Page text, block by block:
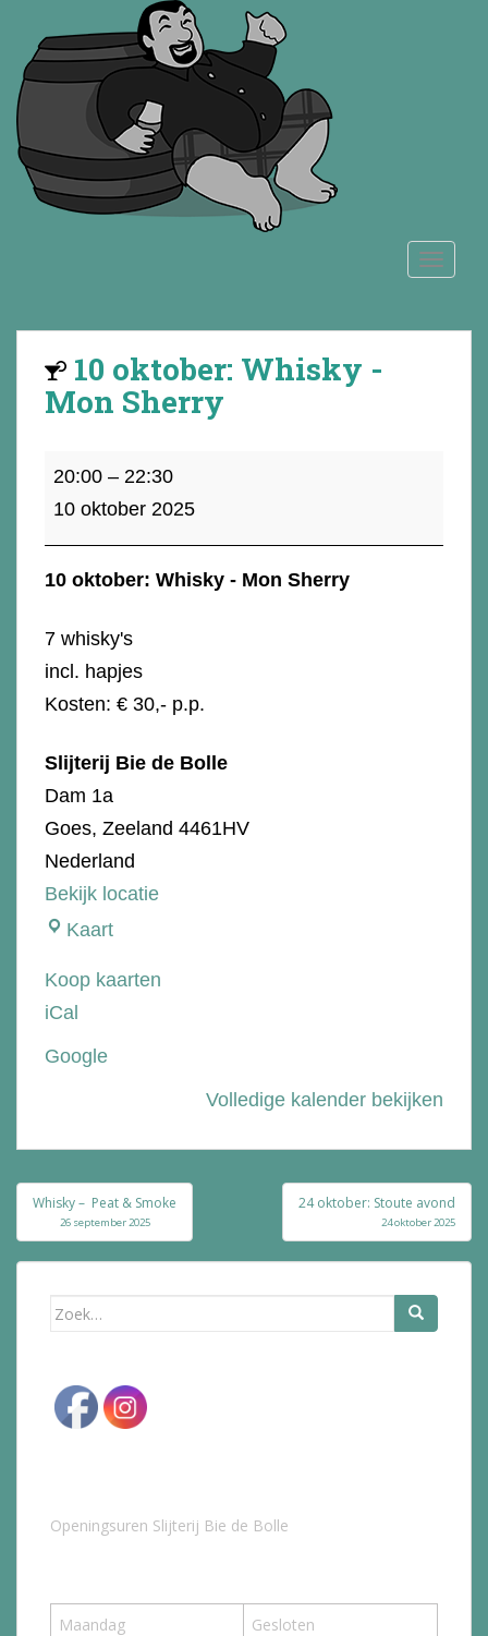
10 oktober: Whisky -
Mon Sherry
10
oktober:
Sherry
20:00 – 22:30
10 oktober 2025
10 oktober: Whisky - Mon Sherry
7 whisky's
incl. hapjes
Kosten: € 30,- p.p.
Slijterij Bie de Bolle
Dam 1a
Goes, Zeeland 4461HV
Nederland
Bekijk locatie
KaartSlijterij
de
Koop kaarten
iCal
Google
Volledige kalender bekijken
Bericht
navigatie
Whisky – Peat & Smoke
26 september 2025
24 oktober: Stoute avond
24 oktober 2025
Zoek
Openingsuren Slijterij Bie de Bolle
Maandag
Gesloten